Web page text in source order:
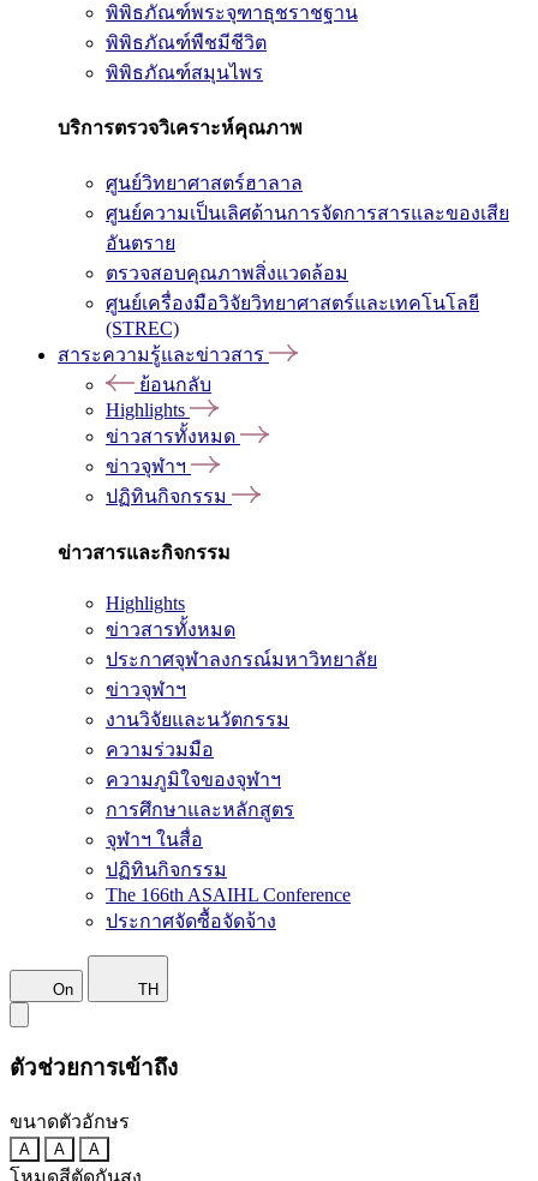
พิพิธภัณฑ์พระจุฑาธุชราชฐาน
พิพิธภัณฑ์พืชมีชีวิต
พิพิธภัณฑ์สมุนไพร
บริการตรวจวิเคราะห์คุณภาพ
ศูนย์วิทยาศาสตร์ฮาลาล
ศูนย์ความเป็นเลิศด้านการจัดการสารและของเสีย
อันตราย
ตรวจสอบคุณภาพสิ่งแวดล้อม
ศูนย์เครื่องมือวิจัยวิทยาศาสตร์และเทคโนโลยี
(STREC)
สาระความรู้และข่าวสาร
ย้อนกลับ
Highlights
ข่าวสารทั้งหมด
ข่าวจุฬาฯ
ปฏิทินกิจกรรม
ข่าวสารและกิจกรรม
Highlights
ข่าวสารทั้งหมด
ประกาศจุฬาลงกรณ์มหาวิทยาลัย
ข่าวจุฬาฯ
งานวิจัยและนวัตกรรม
ความร่วมมือ
ความภูมิใจของจุฬาฯ
การศึกษาและหลักสูตร
จุฬาฯ ในสื่อ
ปฏิทินกิจกรรม
The 166th ASAIHL Conference
ประกาศจัดซื้อจัดจ้าง
On TH
ตัวช่วยการเข้าถึง
ขนาดตัวอักษร
A A A